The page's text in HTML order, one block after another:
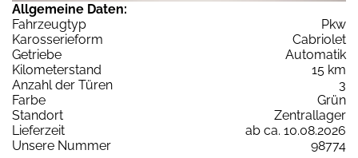
Allgemeine Daten:
Fahrzeugtyp
Pkw
Karosserieform
Cabriolet
Getriebe
Automatik
Kilometerstand
15 km
Anzahl der Türen
3
Farbe
Grün
Standort
Zentrallager
Lieferzeit
ab ca. 10.08.2026
Unsere Nummer
98774